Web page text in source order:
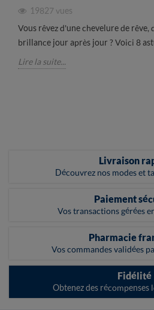
19827 vues
Vous rêvez d'une chevelure de rêve,
brillance jour après jour ? Voici 8
Lire la suite...
Livraison
Découvrez nos modes et
Paiement
Vos transactions gérées
Pharmacie
Vos commandes validées
Fidélité
Obtenez des récompenses